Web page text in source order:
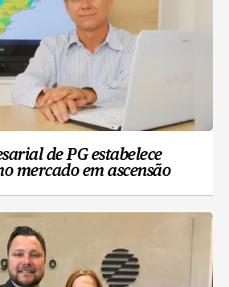
de PG estabelece
mercado em ascensão